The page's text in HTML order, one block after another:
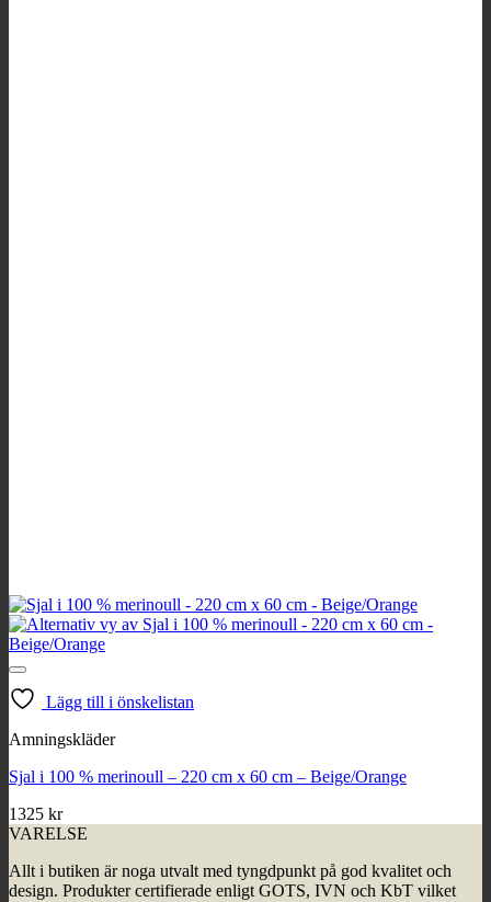
Lägg till i önskelistan
Amningskläder
Sjal i 100 % merinoull – 220 cm x 60 cm – Beige/Orange
1325 kr
VARELSE
Allt i butiken är noga utvalt med tyngdpunkt på god kvalitet och
design. Produkter certifierade enligt GOTS, IVN och KbT vilket